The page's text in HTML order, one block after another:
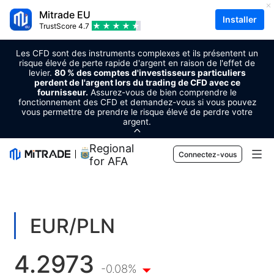
Mitrade EU
TrustScore 4.7
Installer
Les CFD sont des instruments complexes et ils présentent un
risque élevé de perte rapide d'argent en raison de l'effet de
levier. 80 % des comptes d'investisseurs particuliers
perdent de l'argent lors du trading de CFD avec ce
fournisseur. Assurez-vous de bien comprendre le
fonctionnement des CFD et demandez-vous si vous pouvez
vous permettre de prendre le risque élevé de perdre votre
argent.
Regional Sponsor
for AFA
Connectez-vous
Forex
Matières premières
Cryptomonnaies
Trader
Plateforme de trading
Gestion des risques
Outils de marché
Calendrier économique
Apprentissage
EUR/PLN
4.2973 -0.08%